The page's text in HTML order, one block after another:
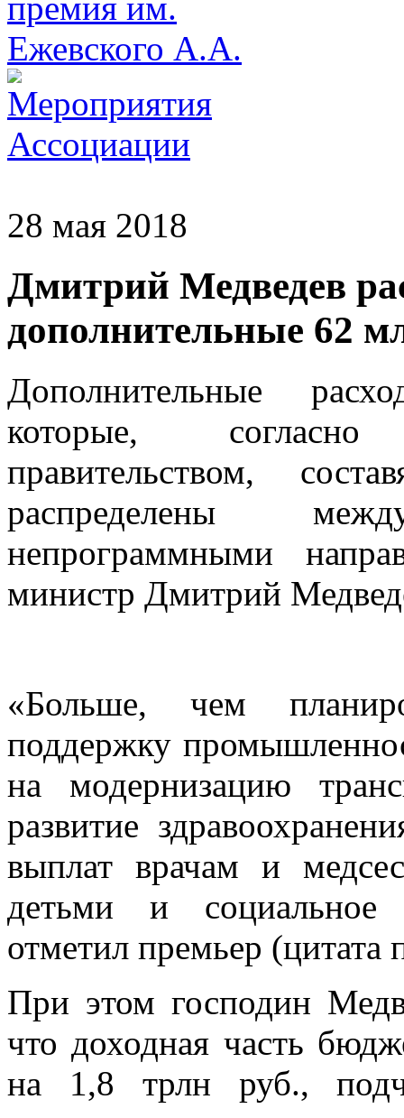
28 мая 2018
Дмитрий Медведев
дополнительные 62
Дополнительные
которые,
правительством,
распределены
непрограммными
министр Дмитрий
«Больше, чем
поддержку
на модернизацию
развитие
выплат врачам и
детьми и социальное
отметил премьер
При этом господин
что доходная часть
на 1,8 трлн руб.,